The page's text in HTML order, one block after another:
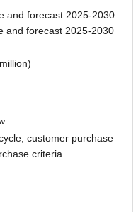
and forecast 2025-2030
and forecast 2025-2030
customer purchase
criteria